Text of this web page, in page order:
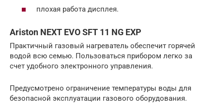
плохая работа дисплея.
Ariston NEXT EVO SFT 11 NG EXP
Практичный газовый нагреватель обеспечит горячей
водой всю семью. Пользоваться прибором легко за
счет удобного электронного управления.
Предусмотрено ограничение температуры воды для
безопасной эксплуатации газового оборудования.